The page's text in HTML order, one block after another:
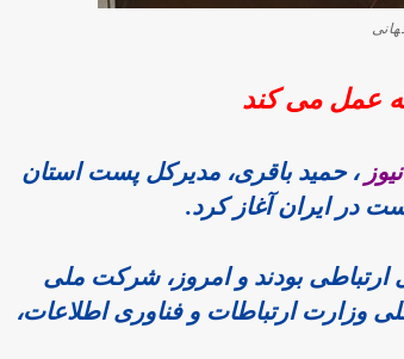
عمل می کند
نیوز